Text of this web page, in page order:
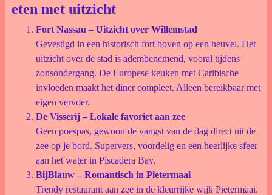
eten met uitzicht
Fort Nassau – Uitzicht over Willemstad
Gevestigd in een historisch fort boven op een heuvel. Het
uitzicht over de stad is adembenemend, vooral tijdens
zonsondergang. De Europese keuken met Caribische
invloeden maakt het diner compleet. Alleen bereikbaar met
eigen vervoer.
De Visserij – Lokale favoriet aan zee
Geen poespas, gewoon de vangst van de dag direct uit de
zee op je bord. Supervers, voordelig en een heerlijke sfeer
aan het water in Piscadera Bay.
BijBlauw – Romantisch in Pietermaai
Trendy restaurant aan zee in de kleurrijke wijk Pietermaai.